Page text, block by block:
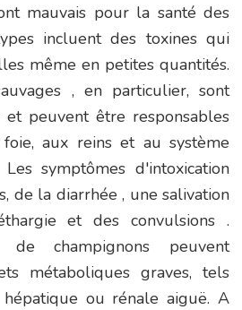
mauvais pour la santé des
incluent des toxines qui
même en petites quantités.
, en particulier, sont
peuvent être responsables
aux reins et au système
symptômes d'intoxication
de la diarrhée , une salivation
et des convulsions .
de champignons peuvent
métaboliques graves, tels
ou rénale aiguë. A